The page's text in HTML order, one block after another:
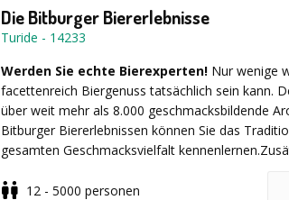
Firmenbestickung)
Siegerstatur „Koch“ 16,0 cm 26,00 €
Loungemusik und auch gerne den passenden DJ
Das Menü:Wir haben verschiedene Variationen
und auch Vegetarier/Veganer kommen nicht zu
wir aber auch Ihr persönliches Menü realisieren,
Die Bitburger Biererlebnisse
Turide - 14233
Werden Sie echte Bierexperten! Nur wenige
facettenreich Biergenuss tatsächlich sein kann.
über weit mehr als 8.000 geschmacksbildende
Bitburger Biererlebnissen können Sie das
gesamten Geschmacksvielfalt
gewählt werden.Erfahren Sie die Vielfalt des
12 - 5000 personen